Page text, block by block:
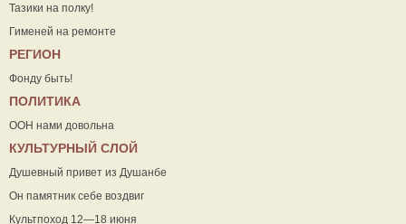
Тазики на полку!
Гименей на ремонте
РЕГИОН
Фонду быть!
ПОЛИТИКА
ООН нами довольна
КУЛЬТУРНЫЙ СЛОЙ
Душевный привет из Душанбе
Он памятник себе воздвиг
Культпоход 12—18 июня